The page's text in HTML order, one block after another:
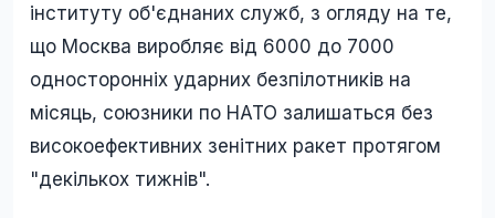
інституту об'єднаних служб, з огляду на те,
що Москва виробляє від 6000 до 7000
односторонніх ударних безпілотників на
місяць, союзники по НАТО залишаться без
високоефективних зенітних ракет протягом
"декількох тижнів".